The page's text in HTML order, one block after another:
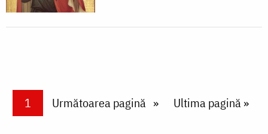
PaginareCurrent page
1 Next page
Următoarea pagină Last page
Ultima pagină »